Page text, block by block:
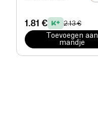
1.81 € 2.13 €
Toevoegen aan
mandje